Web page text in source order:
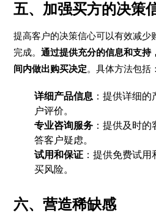
五、加强买方的决策
提高客户的决策信心可以有效减少
完成。通过提供充分的信息和支持
间内做出购买决定。具体方法包括：
详细产品信息 ：提供详细
户评价。
专业咨询服务 ：提供及时
答客户疑虑。
试用和保证 ：提供免费试
买风险。
六、营造稀缺感